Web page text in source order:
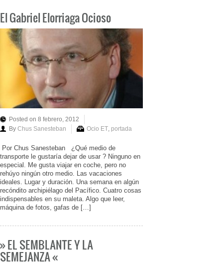
El Gabriel Elorriaga Ocioso
Posted on 8 febrero, 2012
By Chus Sanesteban Ocio ET portada
Por Chus Sanesteban ¿Qué medio de
transporte le gustaría dejar de usar ? Ninguno en
especial. Me gusta viajar en coche, pero no
rehúyo ningún otro medio. Las vacaciones
ideales. Lugar y duración. Una semana en algún
recóndito archipiélago del Pacífico. Cuatro cosas
indispensables en su maleta. Algo que leer,
máquina de fotos, gafas de […]
» EL SEMBLANTE Y LA
SEMEJANZA «